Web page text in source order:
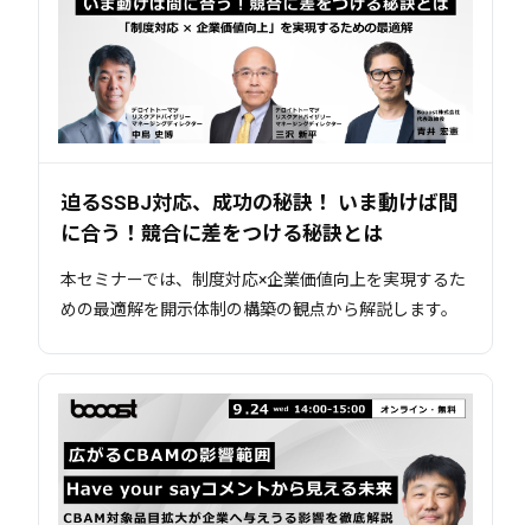
迫るSSBJ対応、成功の秘訣！ いま動けば間
に合う！競合に差をつける秘訣とは
本セミナーでは、制度対応×企業価値向上を実現するた
めの最適解を開示体制の構築の観点から解説します。